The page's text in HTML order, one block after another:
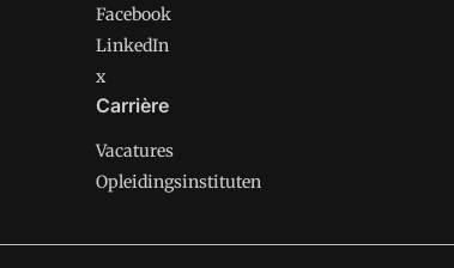
Facebook
LinkedIn
x
Carrière
Vacatures
Opleidingsinstituten